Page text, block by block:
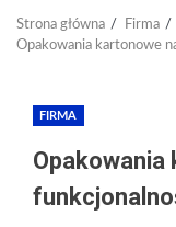
Strona główna
Firma
Opakowania kartonowe
FIRMA
Opakowania